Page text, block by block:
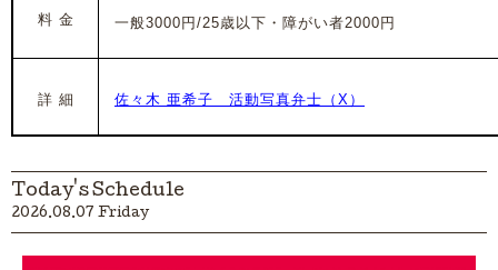
料 金 一般3000円/25歳以下・障がい者2000円
詳 細 佐々木 亜希子 活動写真弁士（X）
Today's Schedule
2026.08.07 Friday